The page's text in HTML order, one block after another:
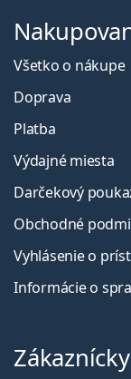
Všetko o nákupe
Doprava
Platba
Výdajné miesta
Darčekový
Obchodné
Vyhlásenie o
Informácie o